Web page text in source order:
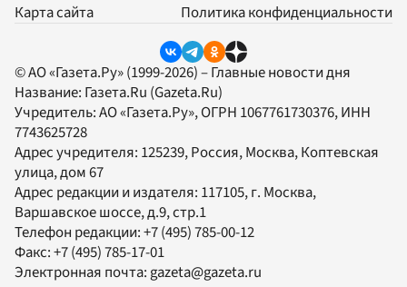
Карта сайта
Политика конфиденциальности
© АО «Газета.Ру» (1999-2026) – Главные новости дня
Название: Газета.Ru (Gazeta.Ru)
Учредитель:АО «Газета.Ру», ОГРН 1067761730376, ИНН
7743625728
Адрес учредителя: 125239, Россия, Москва, Коптевская
улица, дом 67
Адрес редакции и издателя: 117105, г. Москва,
Варшавское шоссе, д.9, стр.1
Телефон редакции:+7 (495) 785-00-12
Факс:+7 (495) 785-17-01
Электронная почта: gazeta@gazeta.ru